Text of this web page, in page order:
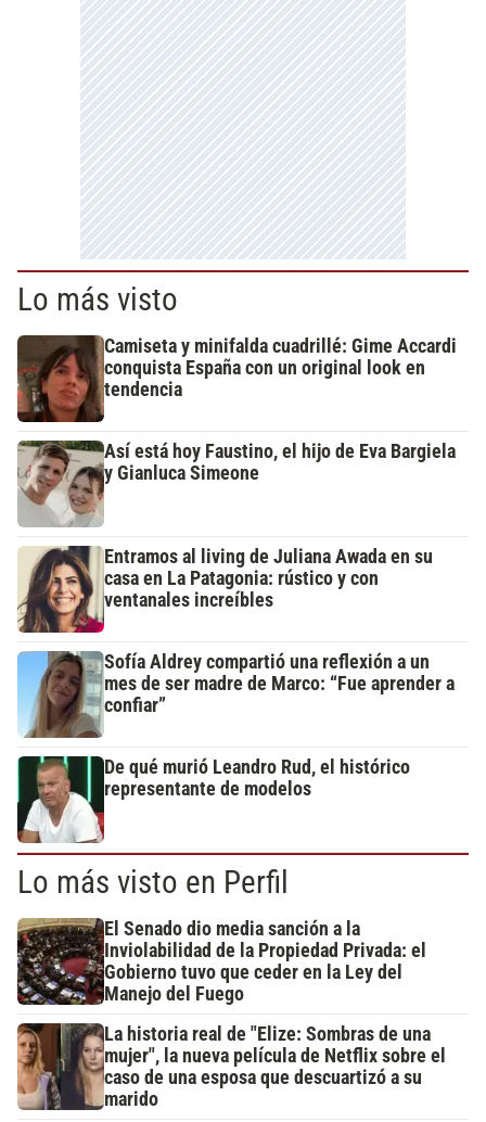
Lo más visto
Camiseta y minifalda cuadrillé: Gime Accardi
conquista España con un original look en
tendencia
Así está hoy Faustino, el hijo de Eva Bargiela
y Gianluca Simeone
Entramos al living de Juliana Awada en su
casa en La Patagonia: rústico y con
ventanales increíbles
Sofía Aldrey compartió una reflexión a un
mes de ser madre de Marco: “Fue aprender a
confiar”
De qué murió Leandro Rud, el histórico
representante de modelos
Lo más visto en Perfil
El Senado dio media sanción a la
Inviolabilidad de la Propiedad Privada: el
Gobierno tuvo que ceder en la Ley del
Manejo del Fuego
La historia real de "Elize: Sombras de una
mujer", la nueva película de Netflix sobre el
caso de una esposa que descuartizó a su
marido